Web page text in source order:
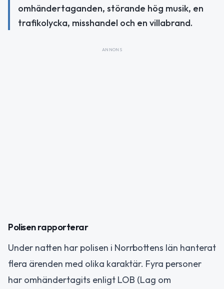
omhändertaganden, störande hög musik, en
trafikolycka, misshandel och en villabrand.
ANNONS
Polisen rapporterar
Under natten har polisen i Norrbottens län hanterat
flera ärenden med olika karaktär. Fyra personer
har omhändertagits enligt LOB (Lag om